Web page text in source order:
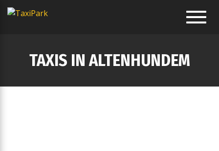
TAXIS IN ALTENHUNDEM